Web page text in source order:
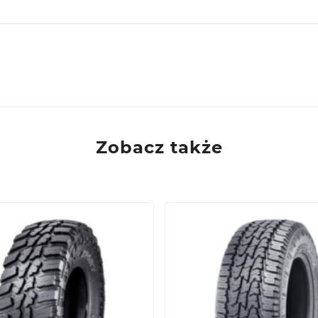
Zobacz także